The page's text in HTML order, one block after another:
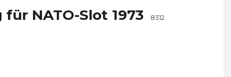
NATO-Slot 1973 8312